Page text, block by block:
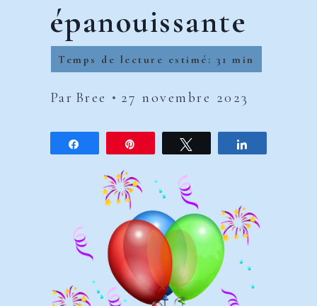
épanouissante
Par Bree 27 novembre 2023
Partagez Épingle Tweetez